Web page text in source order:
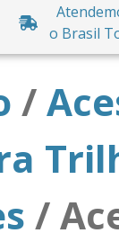
o Brasil
/
/